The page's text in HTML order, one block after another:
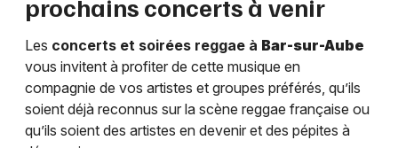
prochains concerts à venir
Les concerts et soirées reggae à Bar-sur-Aube
vous invitent à profiter de cette musique en
compagnie de vos artistes et groupes préférés, qu’ils
soient déjà reconnus sur la scène reggae française ou
qu’ils soient des artistes en devenir et des pépites à